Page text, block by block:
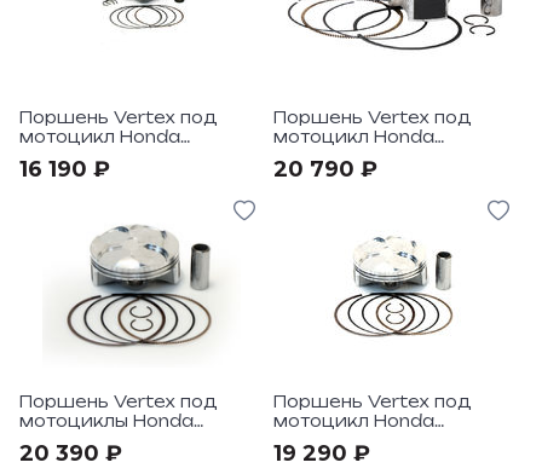
Поршень Vertex под
мотоцикл Honda
16 190 ₽
Поршень Vertex под
мотоцикл Honda
Compr 14,1:1
20 790 ₽
Поршень Vertex под
мотоциклы Honda
Racer Choice
20 390 ₽
Поршень Vertex под
мотоцикл Honda
19 290 ₽